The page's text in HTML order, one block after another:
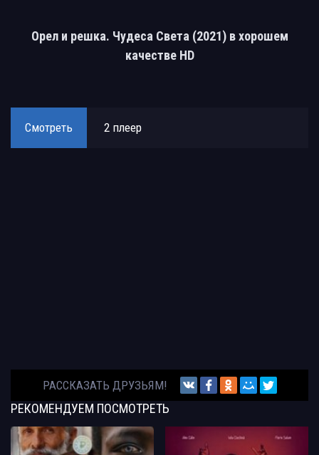
Орел и решка. Чудеса Света (2021) в хорошем
качестве HD
Смотреть 2 плеер
РАССКАЗАТЬ ДРУЗЬЯМ!
РЕКОМЕНДУЕМ ПОСМОТРЕТЬ